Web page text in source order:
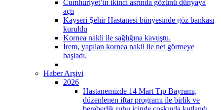
Cumhuriyet’in ikinci asrında gözünü dünyaya
açtı
Kayseri Şehir Hastanesi bünyesinde göz bankası
kuruldu
Kornea nakli ile sağlığına kavuştu.
İrem, yapılan kornea nakli ile net görmeye
başladı.
Haber Arşivi
2026
Hastanemizde 14 Mart Tıp Bayramı,
düzenlenen iftar programı ile birlik ve